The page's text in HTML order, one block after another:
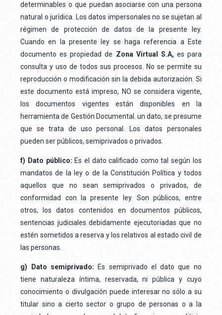
determinables o que puedan asociarse con una persona
natural o jurídica. Los datos impersonales no se sujetan al
régimen de protección de datos de la presente ley.
Cuando en la presente ley se haga referencia a Este
documento es propiedad de Zona Virtual S.A, es para
consulta y uso de todos sus procesos. No se permite su
reproducción o modificación sin la debida autorización. Si
este documento está impreso, NO se considera vigente,
los documentos vigentes están disponibles en la
herramienta de Gestión Documental. un dato, se presume
que se trata de uso personal. Los datos personales
pueden ser públicos, semiprivados o privados.
f) Dato público: Es el dato calificado como tal según los
mandatos de la ley o de la Constitución Política y todos
aquellos que no sean semiprivados o privados, de
conformidad con la presente ley. Son públicos, entre
otros, los datos contenidos en documentos públicos,
sentencias judiciales debidamente ejecutoriadas que no
estén sometidos a reserva y los relativos al estado civil de
las personas.
g) Dato semiprivado: Es semiprivado el dato que no
tiene naturaleza íntima, reservada, ni pública y cuyo
conocimiento o divulgación puede interesar no sólo a su
titular sino a cierto sector o grupo de personas o a la